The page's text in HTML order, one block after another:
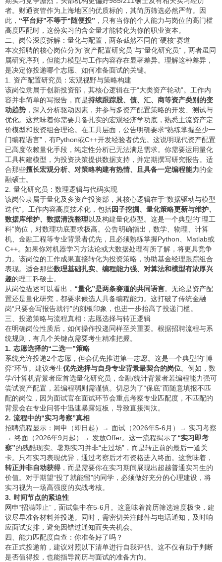
者。财通资管作为上海地区的优质标的，其简历筛选必然严苛。因
此， “平台好”不等于“随便投” ，只有当你的个人能力与岗位的高门槛
高度匹配时，这份实习的含金量才能转化为你的职业资本。
二、岗位深度拆解：量化与配置，两条截然不同的“硬核”赛道
本次招聘的核心岗位分为“资产配置研究员”与“量化研究员”，两者虽同
属研究序列，但能力模型与工作内容存在显著差异。理解这种差异，
是决定你投递哪个志愿、如何准备面试的关键。
1. 资产配置研究员：宏观视野与策略构建
该岗位隶属于创新投资部，其核心逻辑在于“大类资产轮动”。工作内
容并非简单的写报告，而是持续跟踪股、债、汇、商等资产类别的变
动趋势 ，深入分析驱动因素，并参与多资产配置策略的开发、测试与
优化。这意味着你需要具备扎实的宏观经济学功底，熟悉主流资产定
价模型和投资组合理论。在工具层面，公告明确要求“熟练掌握至少一
门编程语言”，有Python或C++开发经验者优先。这说明现代资产配置
已高度依赖量化手段，纯定性分析已无法满足需求。你需要运用量化
工具构建模型，为投资决策提供数据支持，并定期撰写研究报告。适
合那些擅长宏观分析、对策略构建有热情、且具备一定编程能力的金
融硕士。
2. 量化研究员：数理逻辑与代码实现
该岗位隶属于量化及多资产投资部，其核心逻辑在于“数据驱动与模型
迭代”。工作内容高度技术化，包括因子挖掘、量化策略更新与维护、
数据库维护、数据清洗整理以及构建量化模型。这是一个典型的“理工
科”岗位，对数理功底要求极高。公告明确指出，数学、物理、计算
机、金融工程等专业背景者优先，且必须熟练掌握Python、Matlab或
C++。如果你对机器学习方法论或大数据处理有所了解，将更具竞争
力。该岗位的工作成果直接转化为投资策略，协助基金经理跟踪组合
表现。适合那些数理基础扎实、编程能力强、对算法和模型有浓厚兴
趣的理工科硕士。
从岗位描述可以看出， “量化”是两条赛道的共同语言。无论是资产配
置还是量化研究，都要求候选人具备编程能力。这打破了传统金融
岗“只要会写报告就行”的刻板印象，也进一步抬高了投递门槛。
三、投递策略与流程真相：志愿选择与转正逻辑
在明确岗位性质后，如何操作投递同样至关重要。根据招聘流程与系
统规则，有几个关键点需要考生精准把握。
1. 志愿选择的“二选一”策略
系统允许投递2个志愿，但会优先推进第一志愿。这是一个典型的“博
弈”环节。建议考生优先选择与自身专业背景最契合的岗位。例如，数
学/计算机背景者应首选量化研究员，金融/统计背景者若编程能力强可
尝试资产配置，若编程弱则需谨慎。切忌为了“保底”而随意填报不匹
配的岗位，因为面试官在面试环节会重点考察专业匹配度，不匹配的
背景会在专业问答中迅速暴露短板，导致直接淘汰。
2. 流程中的“实习考察”真相
招聘流程显示：网申（即日起）→ 面试（2026年5-6月）→ 实习考察
→ 终面（2026年9月起）→ 发放Offer。这一流程揭示了“实习即考
察”的残酷现实。暑期实习并非“走过场”，而是转正前的最后一道关
卡。只有实习表现优异，通过考察后才有资格进入终面。这意味着，
转正并非自动获得 ，而是需要你在实习期间展现出超越普通实习生的
价值。对于期望“投了就能留”的同学，必须做好充分的心理建设，将
实习视为一场高强度的实战考核。
3. 时间节点的紧迫性
网申“招满即止”，面试集中在5-6月。这意味着简历筛选速度极快，建
议尽早准备材料并投递。同时，需密切关注邮件与电话通知，及时响
应面试安排，避免因错过通知而失去机会。
四、能力匹配度自查：你准备好了吗？
在正式投递前，建议对照以下清单进行自我评估。这不仅有助于判断
是否值得投，也能指导简历与面试的准备方向。